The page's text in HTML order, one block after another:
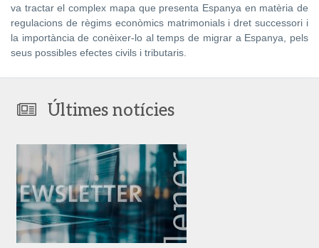
va tractar el complex mapa que presenta Espanya en matèria de
regulacions de règims econòmics matrimonials i dret successori i
la importància de conèixer-lo al temps de migrar a Espanya, pels
seus possibles efectes civils i tributaris.
Últimes notícies